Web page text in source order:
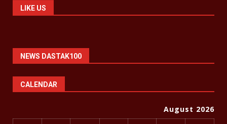
LIKE US
NEWS DASTAK100
CALENDAR
August 2026